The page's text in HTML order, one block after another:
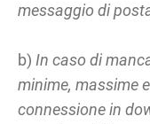
messaggio di
b) In caso di
minime, massime
connessione in